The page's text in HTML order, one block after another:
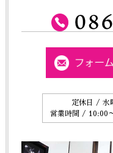
定休日 / 水
営業時間 / 10:00